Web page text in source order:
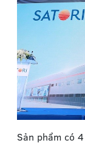
Sản phẩm có